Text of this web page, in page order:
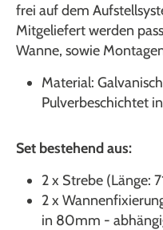
frei auf dem
Mitgeliefert werden
Wanne, sowie
Material:
Pulverbeschichtet
Set bestehend aus:
2 x Strebe (Länge:
2 x
in 80mm -